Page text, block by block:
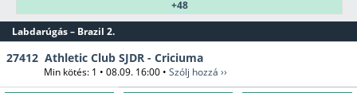
+48
Labdarúgás – Brazil 2.
27412 Athletic Club SJDR - Criciuma
Min kötés: 1 • 08.09. 16:00 • Szólj hozzá ››